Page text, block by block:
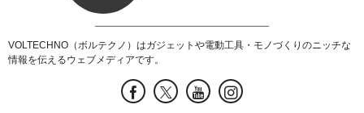
VOLTECHNO（ボルテクノ）はガジェットや電動工具・モノづくりのニッチな
情報を伝えるウェブメディアです。